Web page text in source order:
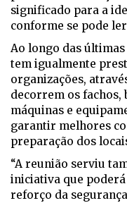
significado para a
conforme se pode
Ao longo das últimas
tem igualmente
organizações,
decorrem os fachos,
máquinas e
garantir melhores
preparação dos
“A reunião serviu
iniciativa que
reforço da